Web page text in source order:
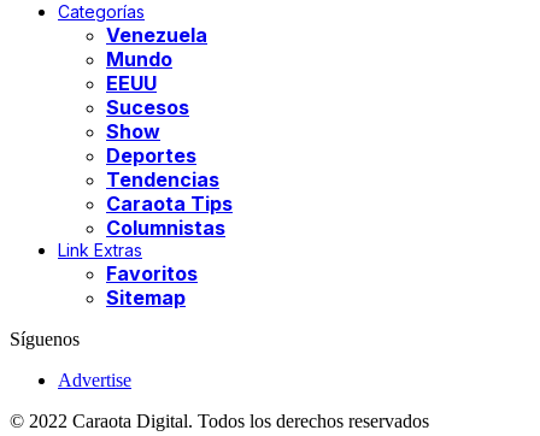
Categorías
Venezuela
Mundo
EEUU
Sucesos
Show
Deportes
Tendencias
Caraota Tips
Columnistas
Link Extras
Favoritos
Sitemap
Síguenos
Advertise
© 2022 Caraota Digital. Todos los derechos reservados